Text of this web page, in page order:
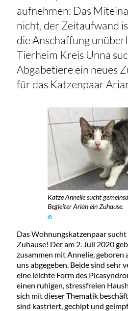
aufnehmen: Das
nicht, der Zeitaufwand
die Anschaffung
Tierheim Kreis Unna
Abgabetiere ein neues
für das Katzenpaar
Katze Annelie sucht
Begleiter Arian ein Zuhause.
©
Das Wohnungskatzenpaar sucht
Zuhause! Der am 2. Juli 2020
zusammen mit Annelie, geboren
uns abgegeben. Beide sind sehr
eine leichte Form des
einen ruhigen, stressfreien
sich mit dieser Thematik
sind kastriert, gechipt und